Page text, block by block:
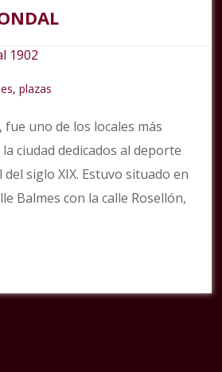
plazas
fue uno de los locales más
ciudad dedicados al deporte
siglo XIX. Estuvo situado en
Balmes con la calle Rosellón,